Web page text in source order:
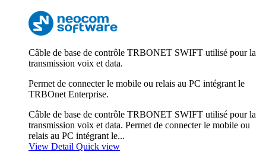
Câble de base de contrôle TRBONET SWIFT utilisé pour la
transmission voix et data.
Permet de connecter le mobile ou relais au PC intégrant le
TRBOnet Enterprise.
Câble de base de contrôle TRBONET SWIFT utilisé pour la
transmission voix et data. Permet de connecter le mobile ou
relais au PC intégrant le...
View Detail Quick view